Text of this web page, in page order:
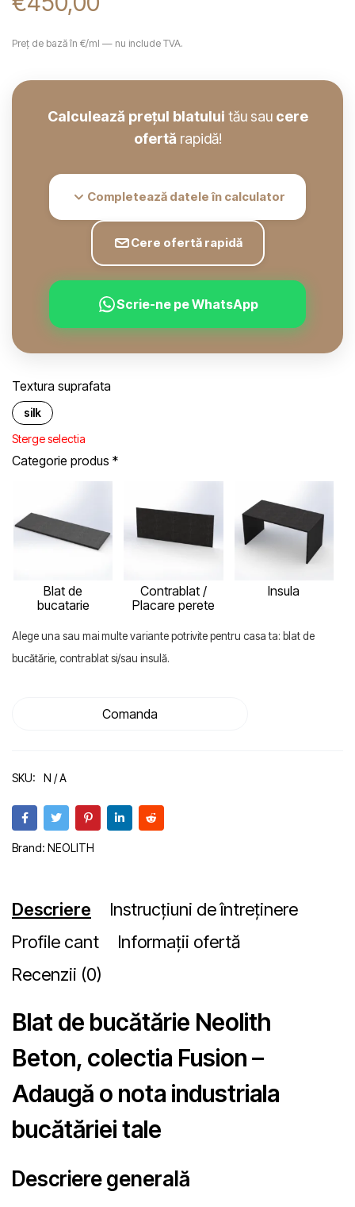
Preț de bază în €/ml — nu include TVA.
Calculează prețul blatului tău sau cere
ofertă rapidă!
Completează datele în calculator
Cere ofertă rapidă
Scrie-ne pe WhatsApp
Textura suprafata
silk
Sterge selectia
Categorie produs *
Blat de
bucatarie
Contrablat /
Placare perete
Insula
Alege una sau mai multe variante potrivite pentru casa ta: blat de
bucătărie, contrablat si/sau insulă.
Comanda
SKU: N / A
Brand: NEOLITH
Descriere
Instrucțiuni de întreținere
Profile cant
Informații ofertă
Recenzii (0)
Blat de bucătărie Neolith
Beton, colectia Fusion –
Adaugă o nota industriala
bucătăriei tale
Descriere generală